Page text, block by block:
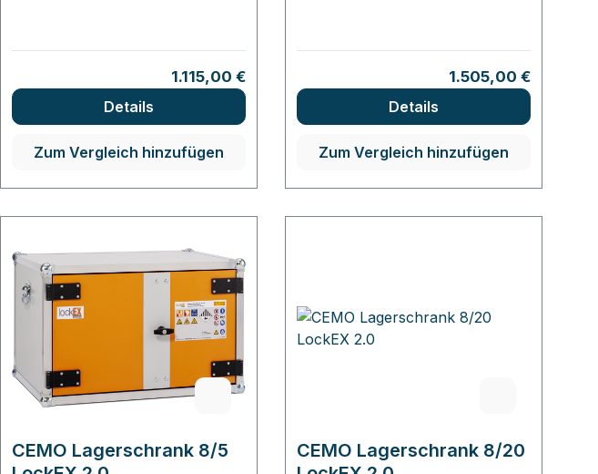
Regulärer Preis:
1.115,00 €
Details
Zum Vergleich hinzufügen
Regulärer Preis:
1.505,00 €
Details
Zum Vergleich hinzufügen
CEMO Lagerschrank 8/5
CEMO Lagerschrank 8/20